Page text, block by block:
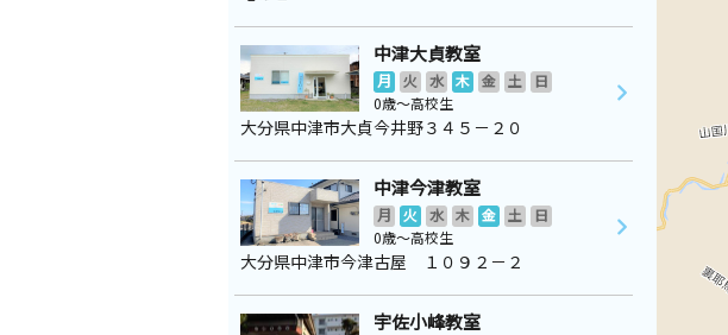
中津大貞教室
月 火 水 木 金 土
日
0歳～高校生
大分県中津市大貞今井野３４５－２０
中津今津教室
月 火 水 木 金 土
日
0歳～高校生
大分県中津市今津古屋 １０９２－２
宇佐小峰教室